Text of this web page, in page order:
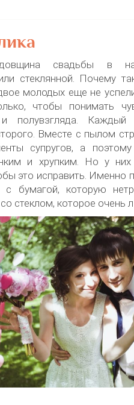
свадьбы в
стеклянной. Почему
молодых еще не
чтобы понимать
и полувзгляда.
Вместе с пылом
супругов, а
и хрупким. Но у
это исправить. Именно
с бумагой, которую
стеклом, которое очень